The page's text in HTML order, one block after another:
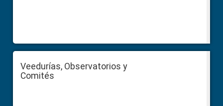
Veedurías, Observatorios y
Comités